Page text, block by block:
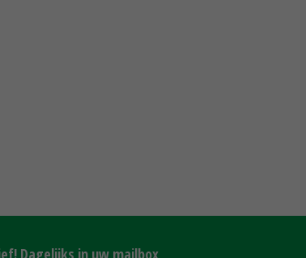
Dagelijks in uw mailbox